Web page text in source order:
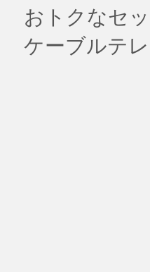
おトクなセ
ケーブルテ